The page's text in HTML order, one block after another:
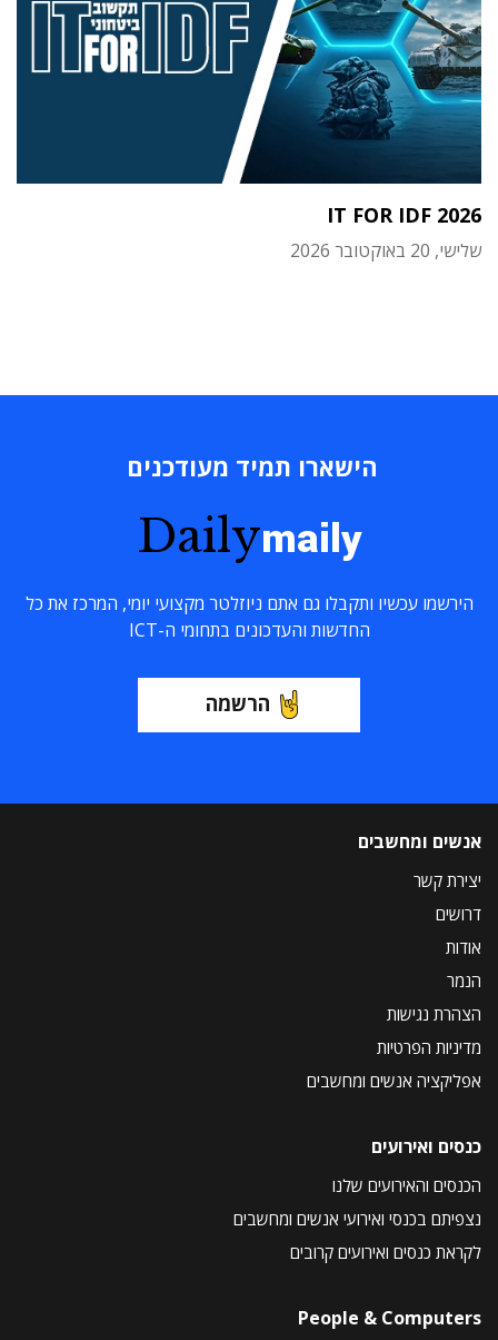
IT FOR IDF 2026
שלישי, 20 באוקטובר 2026
הישארו תמיד מעודכנים
Dailymaily
הירשמו עכשיו ותקבלו גם אתם ניוזלטר מקצועי יומי, המרכז את כל
החדשות והעדכונים בתחומי ה-ICT
הרשמה
אנשים ומחשבים
יצירת קשר
דרושים
אודות
הנמר
הצהרת נגישות
מדיניות הפרטיות
אפליקציה אנשים ומחשבים
כנסים ואירועים
הכנסים והאירועים שלנו
נצפיתם בכנסי ואירועי אנשים ומחשבים
לקראת כנסים ואירועים קרובים
People & Computers